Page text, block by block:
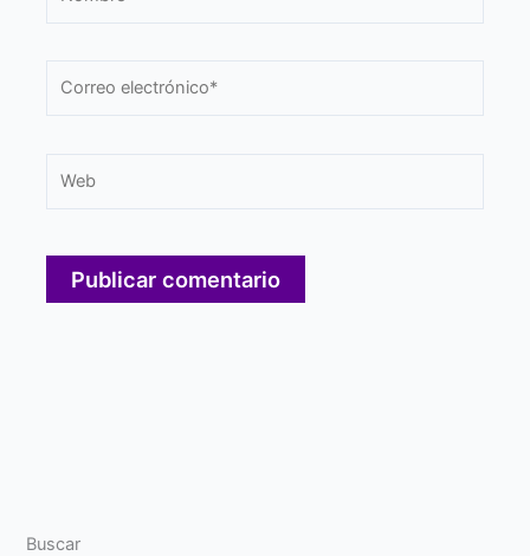
electrónico*
Buscar